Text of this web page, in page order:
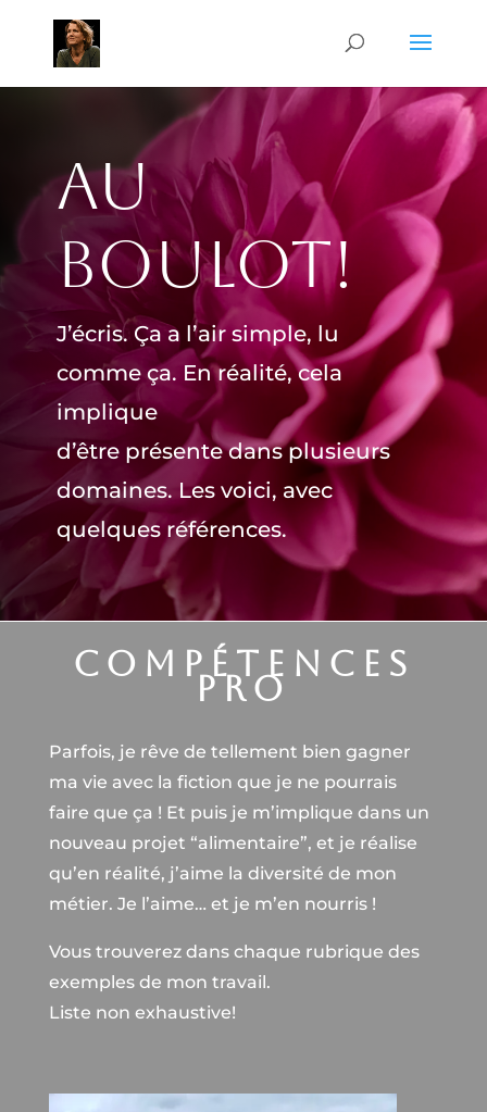
Au
boulot!
J’écris. Ça a l’air simple, lu
comme ça. En réalité, cela
implique
d’être présente dans plusieurs
domaines. Les voici, avec
quelques références.
Compétences
pro
Parfois, je rêve de tellement bien gagner
ma vie avec la fiction que je ne pourrais
faire que ça ! Et puis je m’implique dans un
nouveau projet “alimentaire”, et je réalise
qu’en réalité, j’aime la diversité de mon
métier. Je l’aime… et je m’en nourris !
Vous trouverez dans chaque rubrique des
exemples de mon travail.
Liste non exhaustive!